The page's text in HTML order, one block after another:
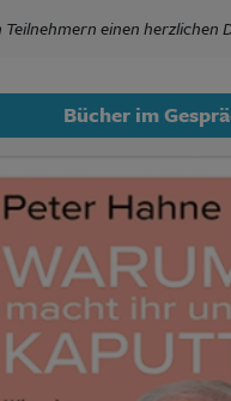
Teilnehmern einen herzlichen
Bücher im